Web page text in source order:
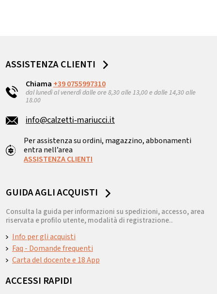
ASSISTENZA CLIENTI
Chiama +39 0755997310
dal lunedì al venerdì dalle ore 8,30 alle 13,00 e dalle 14,30 alle
18.00
info@calzetti-mariucci.it
Per assistenza su ordini, magazzino, abbonamenti
entra nell’area
ASSISTENZA CLIENTI
GUIDA AGLI ACQUISTI
Consulta la guida per informazioni su spedizioni, accesso, area
riservata e profilo utente, modalità di registrazione..
Info per gli acquisti
Faq - Domande frequenti
Carta del docente e 18 App
ACCESSI RAPIDI